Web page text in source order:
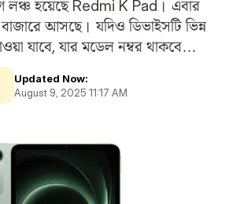
লঞ্চ হয়েছে Redmi K Pad। এবার
বাজারে আসছে। যদিও ডিভাইসটি ভিন্ন
যাবে, যার মডেল নম্বর থাকবে
গ্লোবাল ভার্সনটিকে
গভর্নমেন্ট রেগুলেটরি অথরিটি বা
Updated Now:
August 9, 2025 11:17 AM